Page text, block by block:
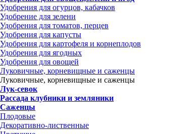
Удобрения для огурцов, кабачков
Удобрение для зелени
Удобрения для томатов, перцев
Удобрения для капусты
Удобрения для картофеля и корнеплодов
Удобрения для ягодных
Удобрения для овощей
Луковичные, корневищные и саженцы
Луковичные, корневищные и саженцы
Лук-севок
Рассада клубники и земляники
Саженцы
Плодовые
Декоративно-лиственные